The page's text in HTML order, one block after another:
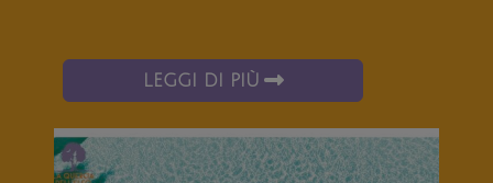
LEGGI DI PIÙ